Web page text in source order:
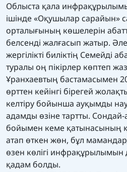
Облыста қала
ішінде «Оқушылар сарайын»
орталығының көшелерін
белсенді жалғасып жатыр.
жергілікті биліктің Семейді
туралы оң пікірлер көптеп
Ұранхаевтың бастамасымен
өрттен кейінгі бірегей
келтіру бойынша ауқымды
адамды өзіне тартты. Сондай-
бойымен кеме қатынасының
атап өткен жөн, бұл
өзен көлігі
қадам болды.